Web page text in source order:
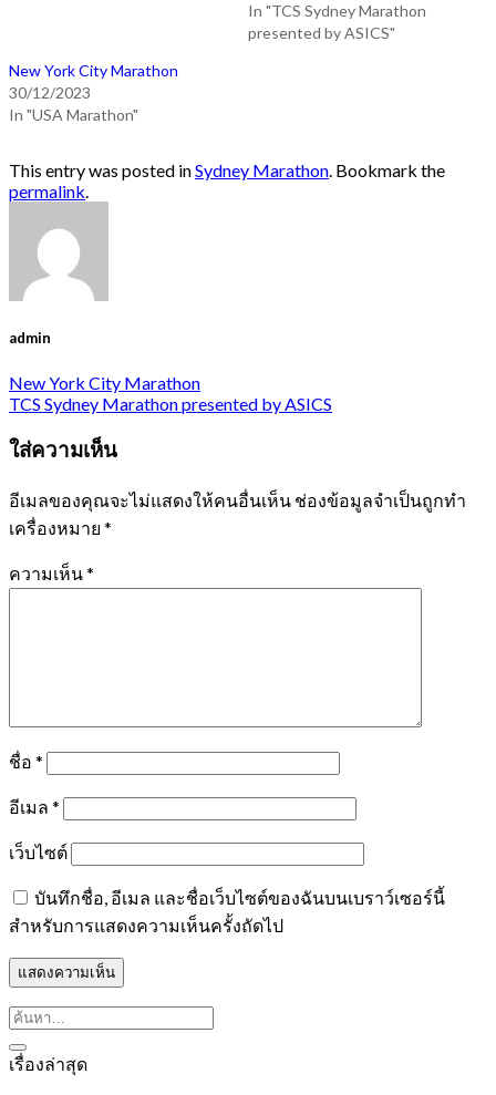
In "TCS Sydney Marathon
presented by ASICS"
New York City Marathon
30/12/2023
In "USA Marathon"
This entry was posted inSydney Marathon. Bookmark the
permalink.
admin
New York City Marathon
TCS Sydney Marathon presented by ASICS
ใส่ความเห็น
อีเมลของคุณจะไม่แสดงให้คนอื่นเห็น ช่องข้อมูลจำเป็นถูกทำ
เครื่องหมาย *
ความเห็น*
ชื่อ *
อีเมล *
เว็บไซต์
บันทึกชื่อ, อีเมล และชื่อเว็บไซต์ของฉันบนเบราว์เซอร์นี้
สำหรับการแสดงความเห็นครั้งถัดไป
เรื่องล่าสุด